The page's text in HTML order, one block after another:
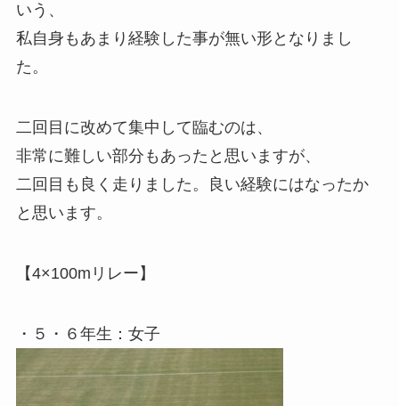
いう、
私自身もあまり経験した事が無い形となりまし
た。
二回目に改めて集中して臨むのは、
非常に難しい部分もあったと思いますが、
二回目も良く走りました。良い経験にはなったか
と思います。
【4×100mリレー】
・５・６年生：女子